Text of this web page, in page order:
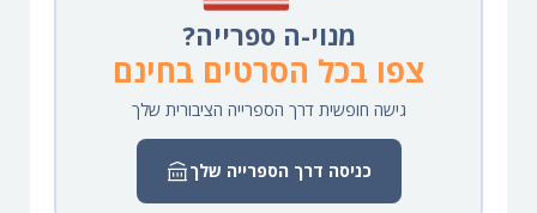
מנוי-ה ספרייה?
צפו בכל הסרטים בחינם
גישה חופשית דרך הספרייה הציבורית שלך
כניסה דרך הספרייה שלך